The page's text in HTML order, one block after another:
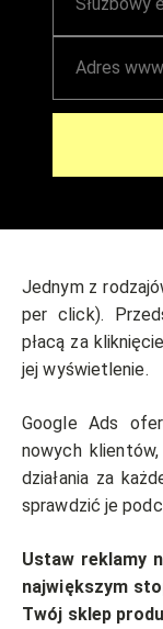
Jednym z
per click).
płacą za
jej wyświetlenie.
Google Ads
nowych
działania za
sprawdzić je
Ustaw reklamy
największym
Twój sklep